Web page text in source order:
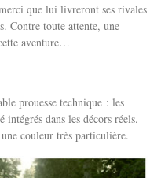
que lui livreront ses rivales
Contre toute attente, une
aventure…
prouesse technique : les
intégrés dans les décors réels.
couleur très particulière.